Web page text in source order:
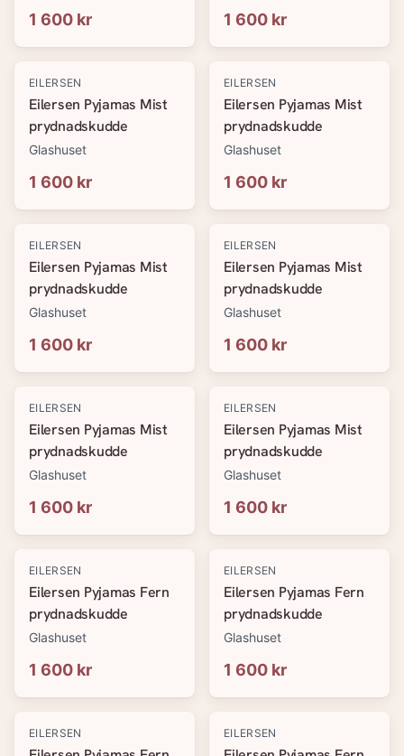
1 600 kr 1 600 kr
EILERSEN
Eilersen Pyjamas Mist
prydnadskudde
Glashuset
1 600 kr
EILERSEN
Eilersen Pyjamas Mist
prydnadskudde
Glashuset
1 600 kr
EILERSEN
Eilersen Pyjamas Mist
prydnadskudde
Glashuset
1 600 kr
EILERSEN
Eilersen Pyjamas Mist
prydnadskudde
Glashuset
1 600 kr
EILERSEN
Eilersen Pyjamas Mist
prydnadskudde
Glashuset
1 600 kr
EILERSEN
Eilersen Pyjamas Mist
prydnadskudde
Glashuset
1 600 kr
EILERSEN
Eilersen Pyjamas Fern
prydnadskudde
Glashuset
1 600 kr
EILERSEN
Eilersen Pyjamas Fern
prydnadskudde
Glashuset
1 600 kr
EILERSEN EILERSEN